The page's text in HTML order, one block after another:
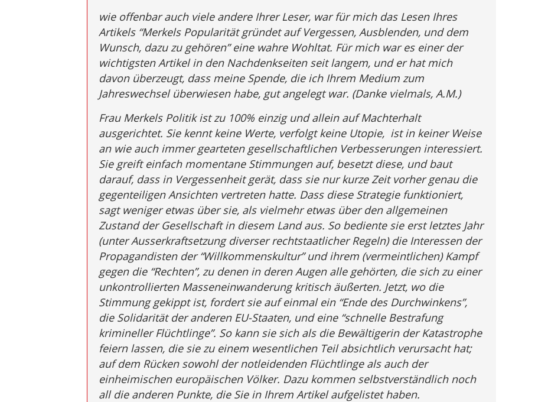
wie offenbar auch viele andere Ihrer Leser, war für mich das Lesen Ihres
Artikels “Merkels Popularität gründet auf Vergessen, Ausblenden, und dem
Wunsch, dazu zu gehören” eine wahre Wohltat. Für mich war es einer der
wichtigsten Artikel in den Nachdenkseiten seit langem, und er hat mich
davon überzeugt, dass meine Spende, die ich Ihrem Medium zum
Jahreswechsel überwiesen habe, gut angelegt war. (Danke vielmals, A.M.)
Frau Merkels Politik ist zu 100% einzig und allein auf Machterhalt
ausgerichtet. Sie kennt keine Werte, verfolgt keine Utopie, ist in keiner Weise
an wie auch immer gearteten gesellschaftlichen Verbesserungen interessiert.
Sie greift einfach momentane Stimmungen auf, besetzt diese, und baut
darauf, dass in Vergessenheit gerät, dass sie nur kurze Zeit vorher genau die
gegenteiligen Ansichten vertreten hatte. Dass diese Strategie funktioniert,
sagt weniger etwas über sie, als vielmehr etwas über den allgemeinen
Zustand der Gesellschaft in diesem Land aus. So bediente sie erst letztes Jahr
(unter Ausserkraftsetzung diverser rechtstaatlicher Regeln) die Interessen der
Propagandisten der “Willkommenskultur” und ihrem (vermeintlichen) Kampf
gegen die “Rechten”, zu denen in deren Augen alle gehörten, die sich zu einer
unkontrollierten Masseneinwanderung kritisch äußerten. Jetzt, wo die
Stimmung gekippt ist, fordert sie auf einmal ein “Ende des Durchwinkens”,
die Solidarität der anderen EU-Staaten, und eine “schnelle Bestrafung
krimineller Flüchtlinge”. So kann sie sich als die Bewältigerin der Katastrophe
feiern lassen, die sie zu einem wesentlichen Teil absichtlich verursacht hat;
auf dem Rücken sowohl der notleidenden Flüchtlinge als auch der
einheimischen europäischen Völker. Dazu kommen selbstverständlich noch
all die anderen Punkte, die Sie in Ihrem Artikel aufgelistet haben.